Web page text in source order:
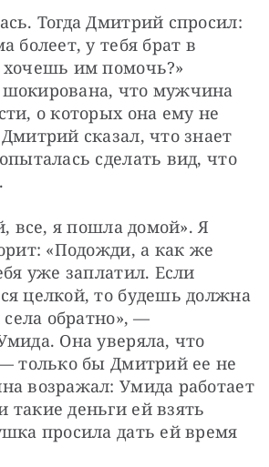
Тогда Дмитрий спросил:
болеет, у тебя брат в
им помочь?»
что мужчина
о которых она ему не
сказал, что знает
сделать вид, что
все, я пошла домой». Я
«Подожди, а как же
уже заплатил. Если
целкой, то будешь должна
села обратно», —
Она уверяла, что
— только бы Дмитрий ее не
возражал: Умида работает
деньги ей взять
просила дать ей время